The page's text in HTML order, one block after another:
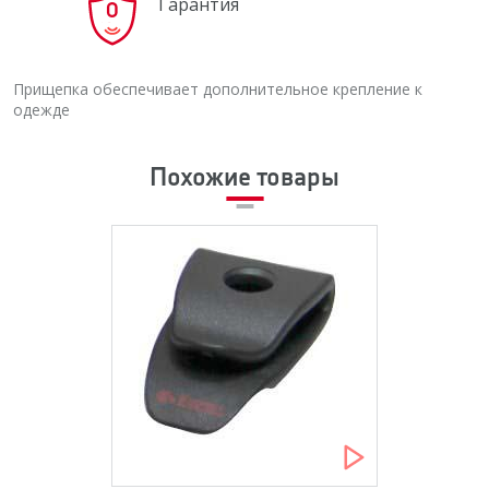
0
Прищепка обеспечивает дополнительное крепление к
одежде
Похожие товары